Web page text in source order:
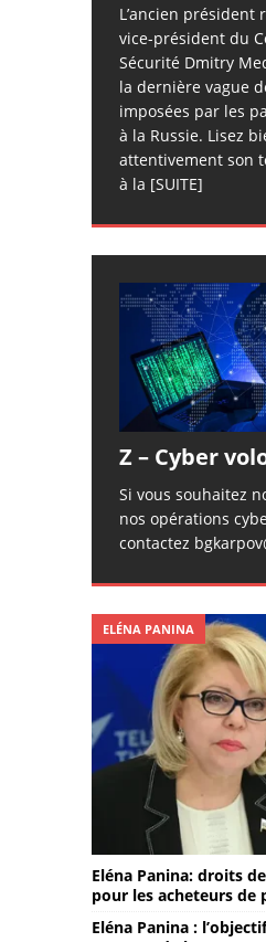
L’ancien président
vice-président du
Sécurité Dmitry
la dernière vague
imposées par les
à la Russie. Lisez
attentivement son
à la [SUITE]
Z – Cyber
Si vous souhaitez
nos opérations
contactez
ELÉNA PANINA
Eléna Panina: droits
pour les acheteurs de
Eléna Panina :